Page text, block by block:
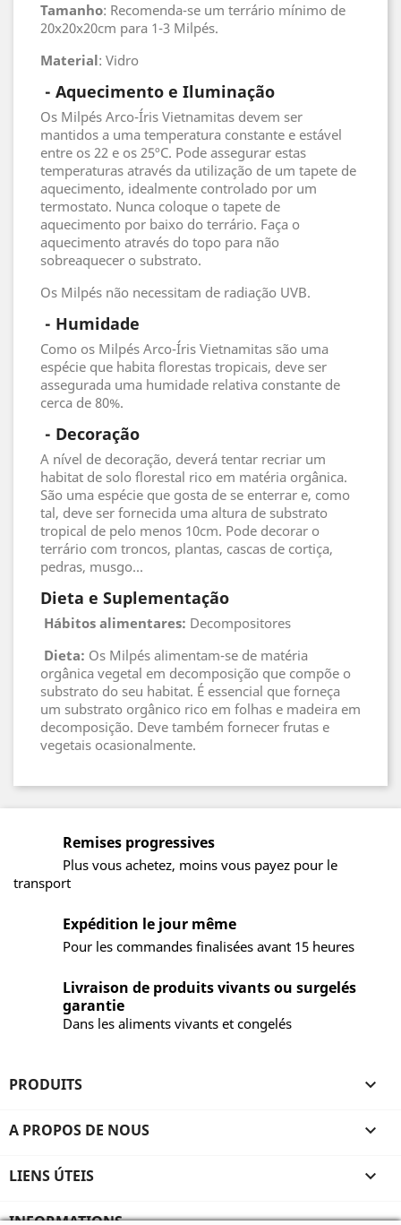
Tamanho: Recomenda-se um terrário mínimo de
20x20x20cm para 1-3 Milpés.
Material: Vidro
- Aquecimento e Iluminação
Os Milpés Arco-Íris Vietnamitas devem ser
mantidos a uma temperatura constante e estável
entre os 22 e os 25ºC. Pode assegurar estas
temperaturas através da utilização de um tapete de
aquecimento, idealmente controlado por um
termostato. Nunca coloque o tapete de
aquecimento por baixo do terrário. Faça o
aquecimento através do topo para não
sobreaquecer o substrato.
Os Milpés não necessitam de radiação UVB.
- Humidade
Como os Milpés Arco-Íris Vietnamitas são uma
espécie que habita florestas tropicais, deve ser
assegurada uma humidade relativa constante de
cerca de 80%.
- Decoração
A nível de decoração, deverá tentar recriar um
habitat de solo florestal rico em matéria orgânica.
São uma espécie que gosta de se enterrar e, como
tal, deve ser fornecida uma altura de substrato
tropical de pelo menos 10cm. Pode decorar o
terrário com troncos, plantas, cascas de cortiça,
pedras, musgo...
Dieta e Suplementação
Hábitos alimentares: Decompositores
Dieta: Os Milpés alimentam-se de matéria
orgânica vegetal em decomposição que compõe o
substrato do seu habitat. É essencial que forneça
um substrato orgânico rico em folhas e madeira em
decomposição. Deve também fornecer frutas e
vegetais ocasionalmente.
Remises progressives
Plus vous achetez, moins vous payez pour le
transport
Expédition le jour même
Pour les commandes finalisées avant 15 heures
Livraison de produits vivants ou surgelés
garantie
Dans les aliments vivants et congelés
PRODUITS 
A PROPOS DE NOUS 
LIENS ÚTEIS 